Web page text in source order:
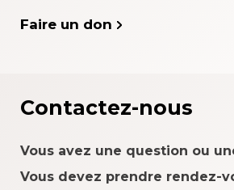
Faire un don
Contactez-nous
Vous avez une question ou
Vous devez prendre rendez-